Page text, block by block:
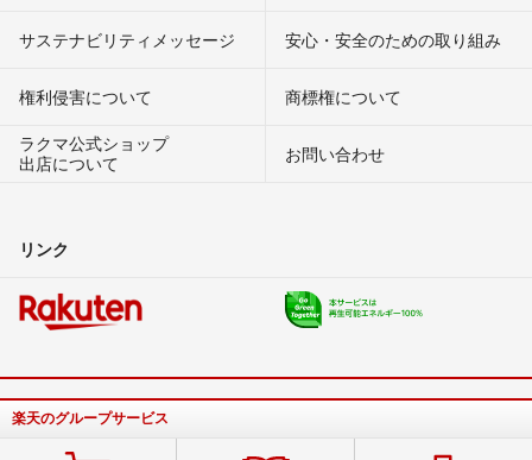
サステナビリティメッセージ 安心・安全のための取り組み
権利侵害について
商標権について
ラクマ公式ショップ
出店について
お問い合わせ
リンク
楽天のグループサービス